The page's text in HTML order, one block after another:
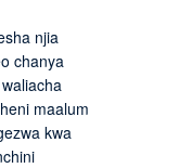
njia
chanya
maalum
kwa